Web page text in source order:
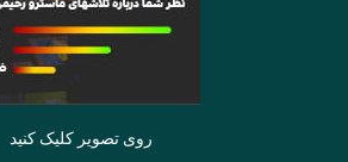
روی تصویر کلیک کنید